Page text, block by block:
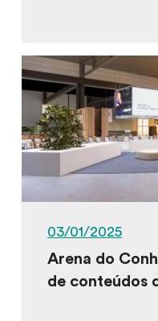
03/01/2025
Arena do
de conteúdos